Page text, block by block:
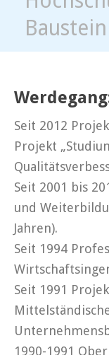
Seit 2012
Projekt
Seit 2001 bis
und
Jahren).
Seit 1994
Seit 1991
1990-1991